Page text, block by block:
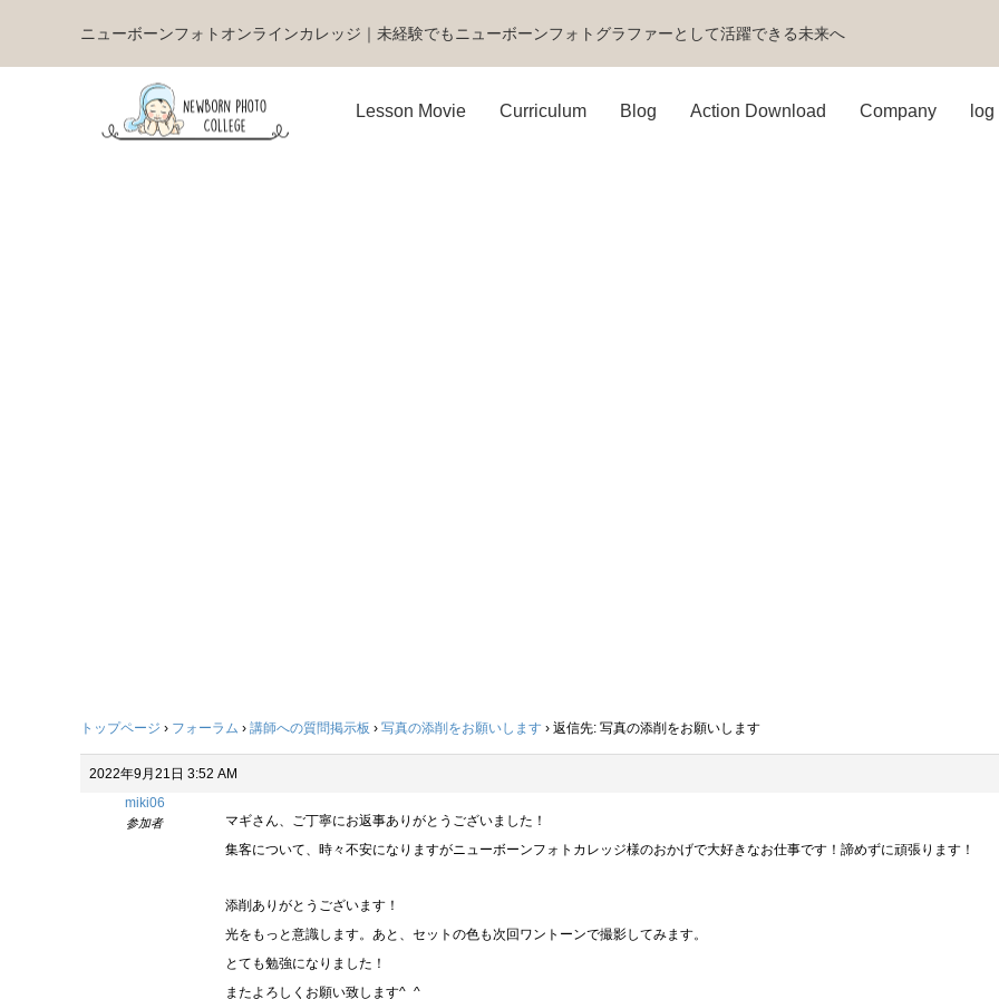
ニューボーンフォトオンラインカレッジ｜未経験でもニューボーンフォトグラファーとして活躍できる未来へ
Lesson Movie Curriculum Blog Action Download Company log
トップページ › フォーラム › 講師への質問掲示板 › 写真の添削をお願いします › 返信先: 写真の添削をお願いします
2022年9月21日 3:52 AM
miki06
参加者
マギさん、ご丁寧にお返事ありがとうございました！
集客について、時々不安になりますがニューボーンフォトカレッジ様のおかげで大好きなお仕事です！諦めずに頑張ります！
添削ありがとうございます！
光をもっと意識します。あと、セットの色も次回ワントーンで撮影してみます。
とても勉強になりました！
またよろしくお願い致します^_^